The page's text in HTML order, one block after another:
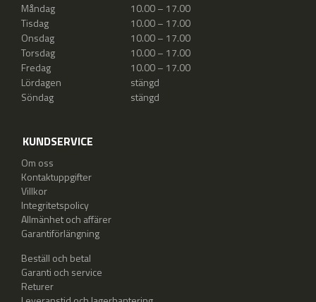
Måndag
10.00 – 17.00
Tisdag
10.00 – 17.00
Onsdag
10.00 – 17.00
Torsdag
10.00 – 17.00
Fredag
10.00 – 17.00
Lördagen
stängd
Söndag
stängd
KUNDSERVICE
Om oss
Kontaktuppgifter
Villkor
Integritetspolicy
Allmänhet och affärer
Garantiförlängning
Beställ och betal
Garanti och service
Returer